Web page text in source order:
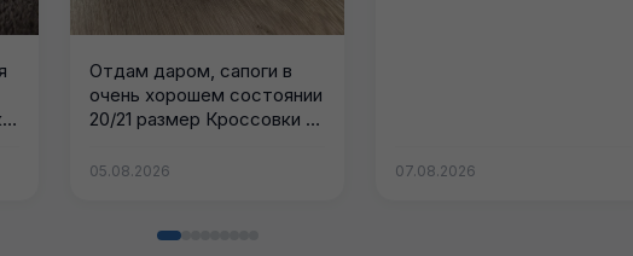
Отдам даром, сапоги в
очень хорошем состоянии
20/21 размер Кроссовки 21
05.08.2026 07.08.2026